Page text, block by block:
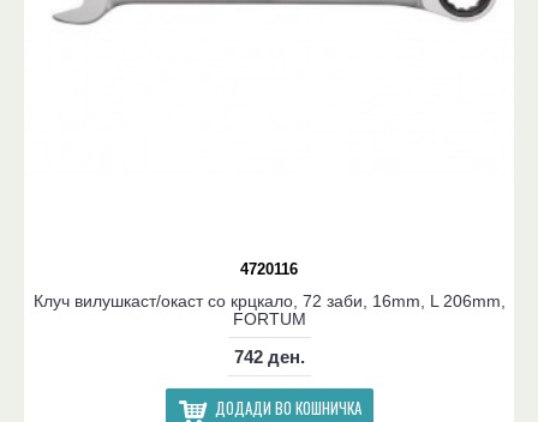
4720116
Клуч вилушкаст/окаст со крцкало, 72 заби, 16mm, L 206mm,
FORTUM
742 ден.
ДОДАДИ ВО КОШНИЧКА